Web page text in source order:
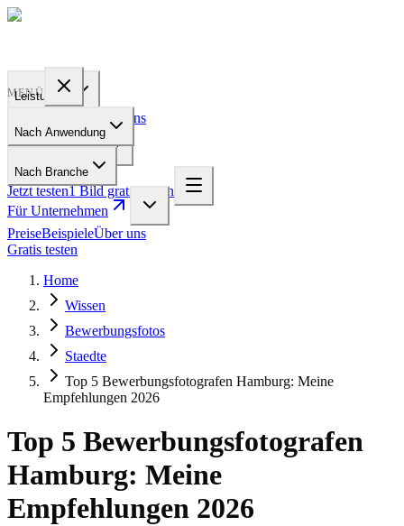
Leistungen
Über uns
Jetzt testen1 Bild gratis testen
MENÜ
Nach Anwendung
Nach Branche
Für Unternehmen
PreiseBeispieleÜber uns
Gratis testen
Home
Wissen
Bewerbungsfotos
Staedte
Top 5 Bewerbungsfotografen Hamburg: Meine
Empfehlungen 2026
Top 5 Bewerbungsfotografen
Hamburg: Meine
Empfehlungen 2026